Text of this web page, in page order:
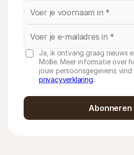
Ja, ik ontvang graag nieuws
Mollie. Meer informatie over
jouw persoonsgegevens vind
privacyverklaring..
Abonneren